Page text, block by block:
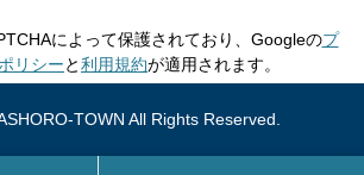
によって保護されており、Googleのプ
リシーと利用規約が適用されます。
TOWN All Rights Reserved.